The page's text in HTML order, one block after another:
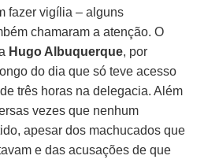
fazer vigília – alguns
chamaram a atenção. O
Hugo Albuquerque, por
do dia que só teve acesso
três horas na delegacia. Além
vezes que nenhum
apesar dos machucados que
e das acusações de que